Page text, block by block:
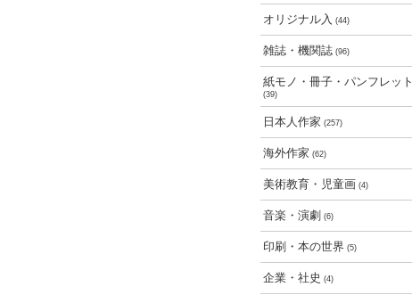
オリジナル入 (44)
雑誌・機関誌 (96)
紙モノ・冊子・パンフレット
(39)
日本人作家 (257)
海外作家 (62)
美術教育・児童画 (4)
音楽・演劇 (6)
印刷・本の世界 (5)
企業・社史 (4)